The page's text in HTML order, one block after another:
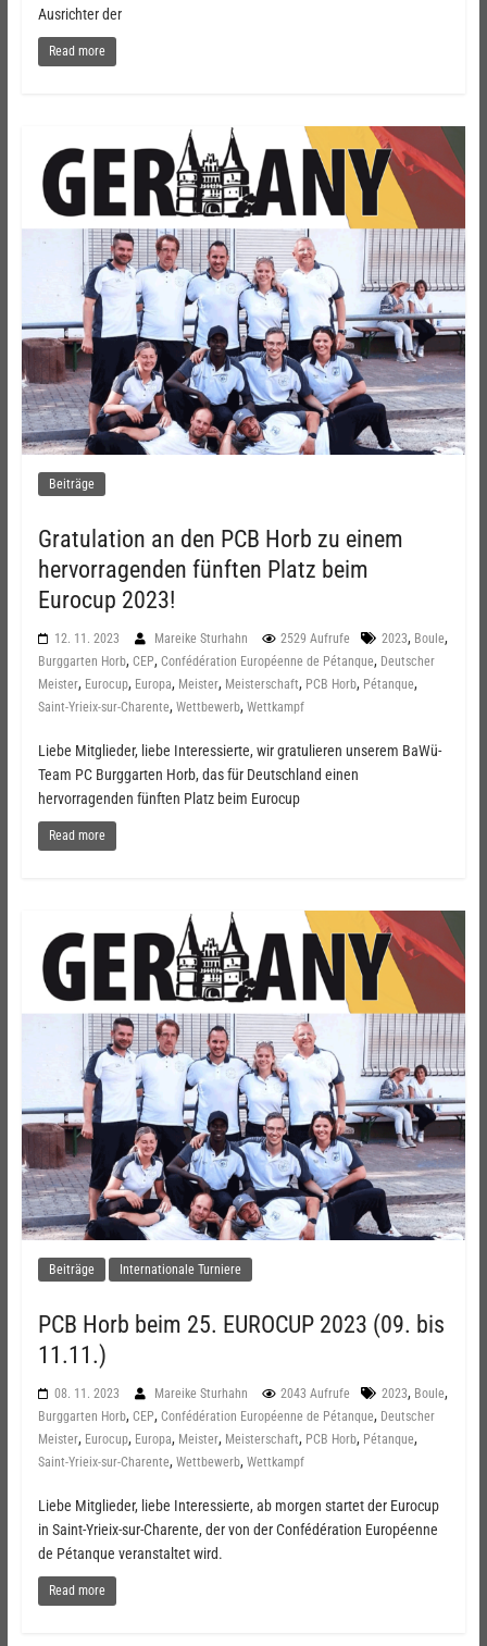
Ausrichter der
Read more
Beiträge
Gratulation an den PCB Horb zu einem
hervorragenden fünften Platz beim
Eurocup 2023!
12. 11. 2023 Mareike Sturhahn 2529 Aufrufe 2023, Boule,
Burggarten Horb, CEP, Confédération Européenne de Pétanque, Deutscher
Meister, Eurocup, Europa, Meister, Meisterschaft, PCB Horb, Pétanque,
Saint-Yrieix-sur-Charente, Wettbewerb, Wettkampf
Liebe Mitglieder, liebe Interessierte, wir gratulieren unserem BaWü-
Team PC Burggarten Horb, das für Deutschland einen
hervorragenden fünften Platz beim Eurocup
Read more
Beiträge Internationale Turniere
PCB Horb beim 25. EUROCUP 2023 (09. bis
11.11.)
08. 11. 2023 Mareike Sturhahn 2043 Aufrufe 2023, Boule,
Burggarten Horb, CEP, Confédération Européenne de Pétanque, Deutscher
Meister, Eurocup, Europa, Meister, Meisterschaft, PCB Horb, Pétanque,
Saint-Yrieix-sur-Charente, Wettbewerb, Wettkampf
Liebe Mitglieder, liebe Interessierte, ab morgen startet der Eurocup
in Saint-Yrieix-sur-Charente, der von der Confédération Européenne
de Pétanque veranstaltet wird.
Read more